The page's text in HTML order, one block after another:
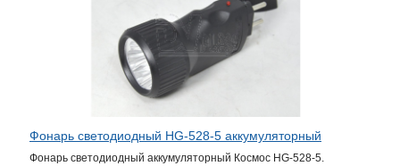
Фонарь светодиодный HG-528-5 аккумуляторный
Фонарь светодиодный аккумуляторный Космос HG-528-5.